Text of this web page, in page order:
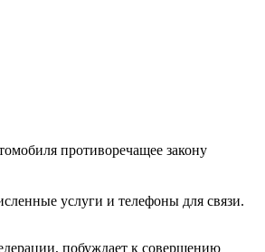
противоречащее закону
услуги и телефоны для связи.
побуждает к совершению